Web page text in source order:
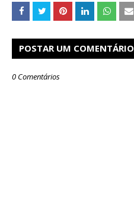
POSTAR UM COMENTÁRIO
0 Comentários